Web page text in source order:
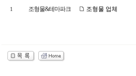
1 조형물&테마파크 조형물 업체